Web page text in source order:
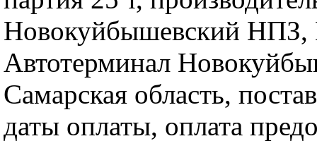
Новокуйбышевский НПЗ,
Автотерминал
Самарская область,
даты оплаты, оплата